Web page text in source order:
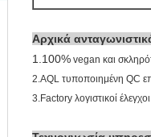
Αρχικά
1.100% vegan και
2.AQL τυποποιημένη QC
3.Factory λογιστικοί